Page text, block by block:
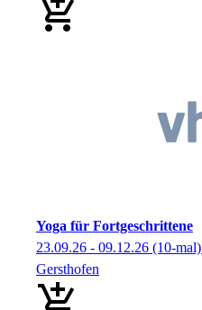
Yoga für Fortgeschrittene
23.09.26 - 09.12.26 (10-mal)
Gersthofen